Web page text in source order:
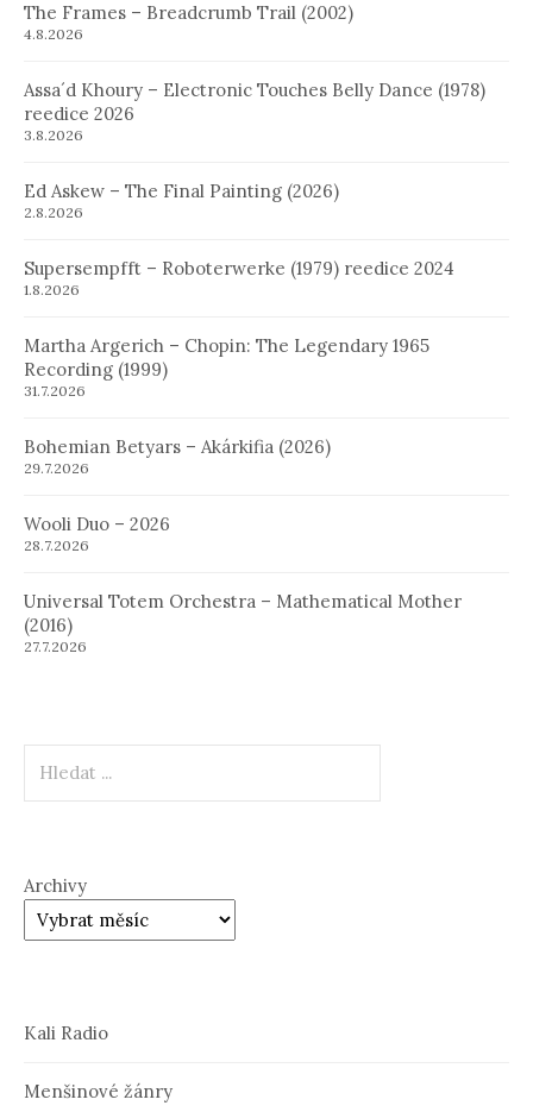
The Frames – Breadcrumb Trail (2002)
4.8.2026
Assa´d Khoury – Electronic Touches Belly Dance (1978)
reedice 2026
3.8.2026
Ed Askew – The Final Painting (2026)
2.8.2026
Supersempfft – Roboterwerke (1979) reedice 2024
1.8.2026
Martha Argerich – Chopin: The Legendary 1965
Recording (1999)
31.7.2026
Bohemian Betyars – Akárkifia (2026)
29.7.2026
Wooli Duo – 2026
28.7.2026
Universal Totem Orchestra – Mathematical Mother
(2016)
27.7.2026
Archivy
Kali Radio
Menšinové žánry